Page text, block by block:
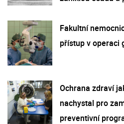
Fakultní
přístup v operaci
Ochrana zdraví
nachystal pro
preventivní